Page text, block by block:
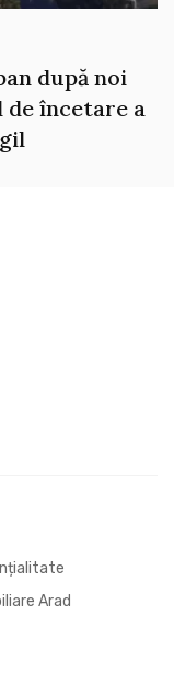
după noi
încetare a
Arad